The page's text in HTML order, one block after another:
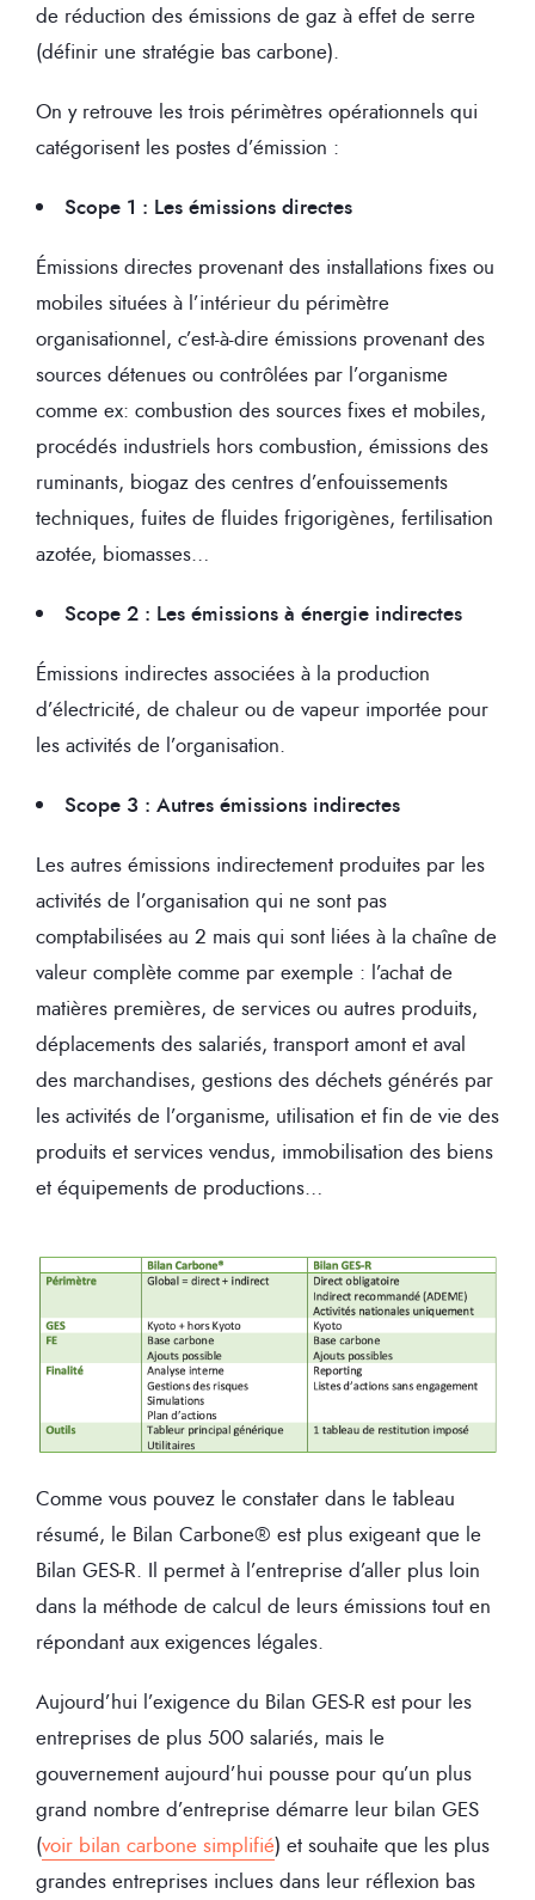
de réduction des émissions de gaz à effet de serre
(définir une stratégie bas carbone).
On y retrouve les trois périmètres opérationnels qui
catégorisent les postes d’émission :
Scope 1 : Les émissions directes
Émissions directes provenant des installations fixes ou
mobiles situées à l’intérieur du périmètre
organisationnel, c’est-à-dire émissions provenant des
sources détenues ou contrôlées par l’organisme
comme ex: combustion des sources fixes et mobiles,
procédés industriels hors combustion, émissions des
ruminants, biogaz des centres d’enfouissements
techniques, fuites de fluides frigorigènes, fertilisation
azotée, biomasses…
Scope 2 : Les émissions à énergie indirectes
Émissions indirectes associées à la production
d’électricité, de chaleur ou de vapeur importée pour
les activités de l’organisation.
Scope 3 : Autres émissions indirectes
Les autres émissions indirectement produites par les
activités de l’organisation qui ne sont pas
comptabilisées au 2 mais qui sont liées à la chaîne de
valeur complète comme par exemple : l’achat de
matières premières, de services ou autres produits,
déplacements des salariés, transport amont et aval
des marchandises, gestions des déchets générés par
les activités de l’organisme, utilisation et fin de vie des
produits et services vendus, immobilisation des biens
et équipements de productions…
Comme vous pouvez le constater dans le tableau
résumé, le Bilan Carbone® est plus exigeant que le
Bilan GES-R. Il permet à l’entreprise d’aller plus loin
dans la méthode de calcul de leurs émissions tout en
répondant aux exigences légales.
Aujourd’hui l’exigence du Bilan GES-R est pour les
entreprises de plus 500 salariés, mais le
gouvernement aujourd’hui pousse pour qu’un plus
grand nombre d’entreprise démarre leur bilan GES
(voir bilan carbone simplifié) et souhaite que les plus
grandes entreprises inclues dans leur réflexion bas